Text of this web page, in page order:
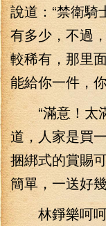
說道：“禁衛騎
有多少，不過
較稀有，那里
能給你一件，
“滿意！太滿
道，人家是買
捆綁式的賞賜
簡單，一送好
林錚樂呵呵